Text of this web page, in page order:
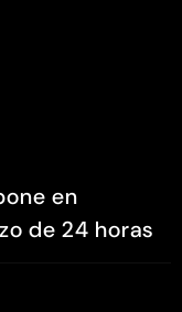
en
de 24 horas